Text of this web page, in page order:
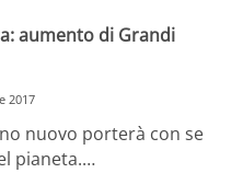
aumento di Grandi
2017
nuovo porterà con se
pianeta.…